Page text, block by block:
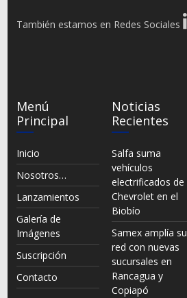
También estamos en Redes Sociales
Menú
Principal
Inicio
Nosotros…
Lanzamientos
Galería de
Imágenes
Suscripción
Contacto
Noticias
Recientes
Salfa suma
vehículos
electrificados de
Chevrolet en el
Biobío
Samex amplía su
red con nuevas
sucursales en
Rancagua y
Copiapó